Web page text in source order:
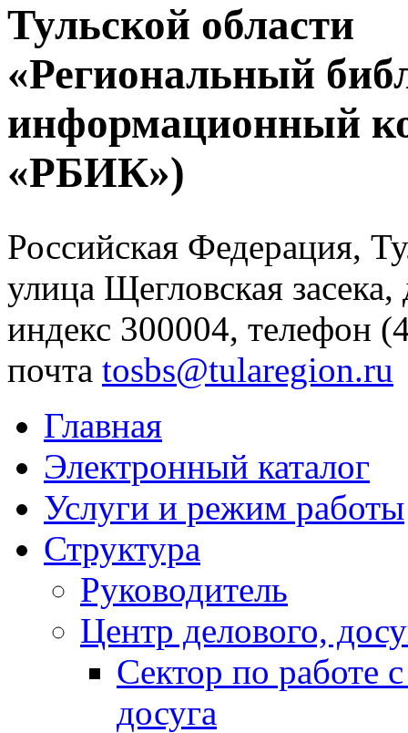
Тульской области
«Региональный
информационный
«РБИК»)
Российская Федерация,
улица Щегловская
индекс 300004, телефон
почта tosbs@tularegion.ru
Главная
Электронный каталог
Услуги и режим работы
Структура
Руководитель
Центр делового,
Сектор по работе
досуга